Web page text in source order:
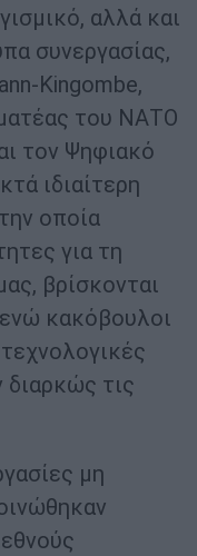
αλλά και
συνεργασίας,
Kingombe,
του ΝΑΤΟ
τον Ψηφιακό
ιδιαίτερη
οποία
για τη
βρίσκονται
κακόβουλοι
διαρκώς τις
μη